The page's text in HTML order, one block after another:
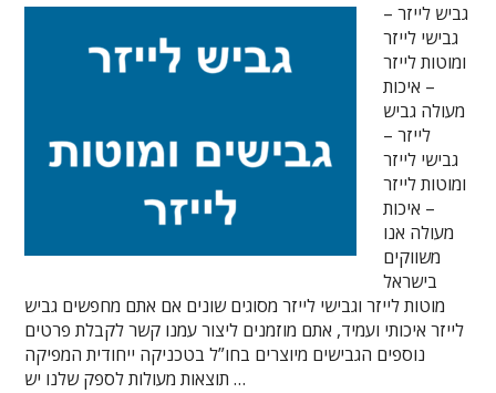
גביש לייזר –
גבישי לייזר
ומוטות לייזר
– איכות
מעולה גביש
לייזר –
גבישי לייזר
ומוטות לייזר
– איכות
מעולה אנו
משווקים
בישראל
מוטות לייזר וגבישי לייזר מסוגים שונים אם אתם מחפשים גביש
לייזר איכותי ועמיד, אתם מוזמנים ליצור עמנו קשר לקבלת פרטים
נוספים הגבישים מיוצרים בחו”ל בטכניקה ייחודית המפיקה
תוצאות מעולות לספק שלנו יש …